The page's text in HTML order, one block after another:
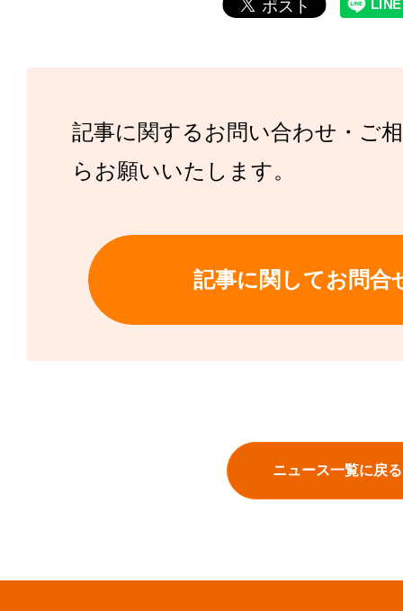
記事に関するお問い合わせ・ご
らお願いいたします。
記事に関してお問合
ニュース一覧に戻る